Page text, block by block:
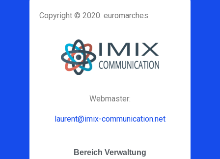
Copyright © 2020. euromarches
Webmaster:
laurent@imix-communication.net
Bereich Verwaltung